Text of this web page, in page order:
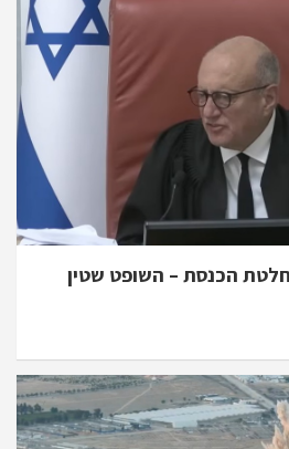
הכנסת – השופט שטין